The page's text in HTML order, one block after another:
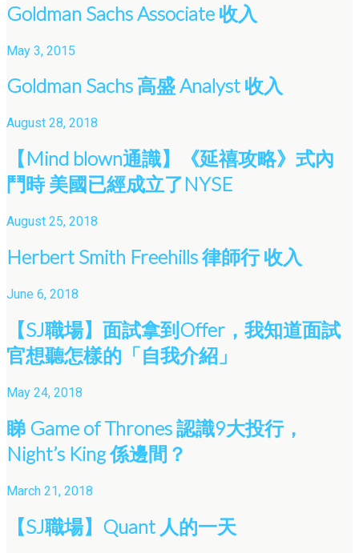
Goldman Sachs Associate 收入
May 3, 2015
Goldman Sachs 高盛 Analyst 收入
August 28, 2018
【Mind blown通識】《延禧攻略》式內
鬥時 美國已經成立了NYSE
August 25, 2018
Herbert Smith Freehills 律師行 收入
June 6, 2018
【SJ職場】面試拿到Offer，我知道面試
官想聽怎樣的「自我介紹」
May 24, 2018
睇 Game of Thrones 認識9大投行，
Night’s King 係邊間？
March 21, 2018
【SJ職場】Quant 人的一天